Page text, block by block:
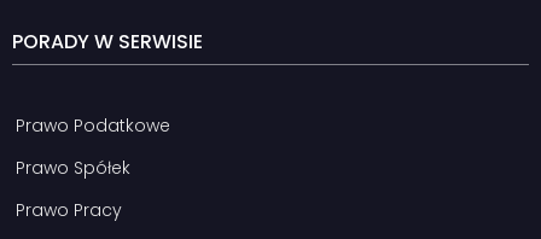
PORADY W SERWISIE
Prawo Podatkowe
Prawo Spółek
Prawo Pracy